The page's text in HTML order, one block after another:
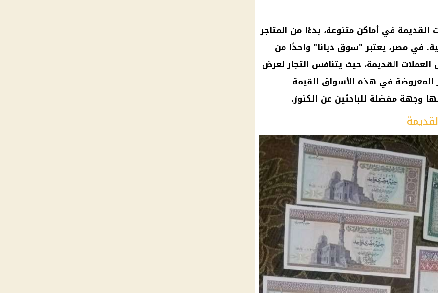
القديمة في أماكن متنوعة، بدءًا من المتاجر
في مصر، يعتبر "سوق ديانا" واحدًا من
العملات القديمة، حيث يتنافس التجار لعرض
في هذه الأسواق القيمة
وجهة مفضلة للباحثين عن الكنوز.